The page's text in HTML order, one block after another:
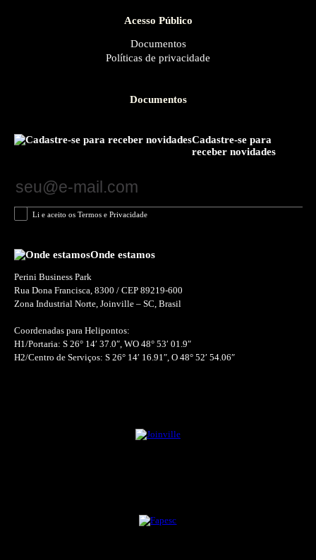
Acesso Público
Documentos
Políticas de privacidade
Documentos
Cadastre-se para
receber novidades
Li e aceito os Termos e Privacidade
Onde estamos
Perini Business Park
Rua Dona Francisca, 8300 / CEP 89219-600
Zona Industrial Norte, Joinville – SC, Brasil
Coordenadas para Helipontos:
H1/Portaria: S 26° 14′ 37.0″, WO 48° 53′ 01.9″
H2/Centro de Serviços: S 26° 14′ 16.91″, O 48° 52′ 54.06″